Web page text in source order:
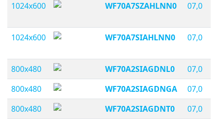
1024x600 WF70A7SZAHLNN0 07,0
1024x600 WF70A7SIAHLNN0 07,0
800x480 WF70A2SIAGDNL0 07,0
800x480
WF70A2SIAGDNGA 07,0
800x480
WF70A2SIAGDNT0 07,0